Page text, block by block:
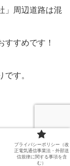
」周辺道路は混
すすめです！
です。
プライバシーポリシー（改
正電気通信事業法・外部送
信規律に関する事項を含
む）